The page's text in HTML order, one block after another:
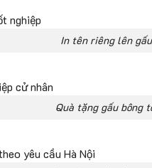
In tên riêng lên
Quà tặng gấu bông